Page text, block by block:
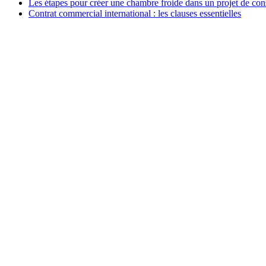
Les étapes pour créer une chambre froide dans un projet de
Contrat commercial international : les clauses essentielles